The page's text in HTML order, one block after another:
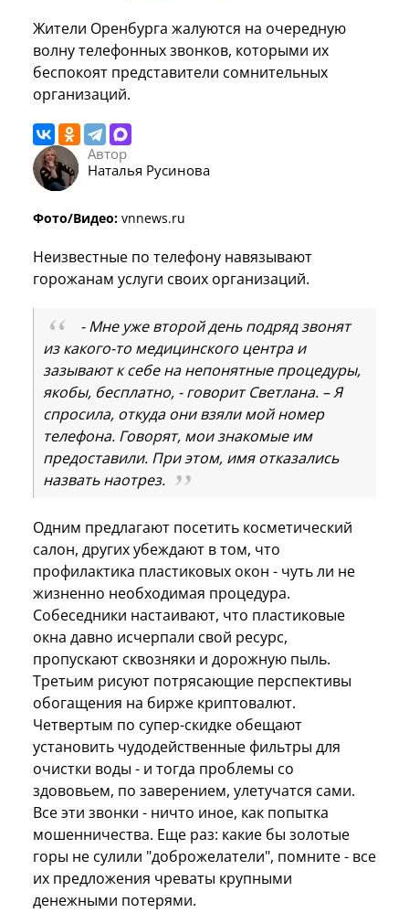
Жители Оренбурга жалуются на очередную
волну телефонных звонков, которыми их
беспокоят представители сомнительных
организаций.
Автор
Наталья Русинова
Фото/Видео: vnnews.ru
Неизвестные по телефону навязывают
горожанам услуги своих организаций.
- Мне уже второй день подряд звонят
из какого-то медицинского центра и
зазывают к себе на непонятные процедуры,
якобы, бесплатно, - говорит Светлана. – Я
спросила, откуда они взяли мой номер
телефона. Говорят, мои знакомые им
предоставили. При этом, имя отказались
назвать наотрез.
Одним предлагают посетить косметический
салон, других убеждают в том, что
профилактика пластиковых окон - чуть ли не
жизненно необходимая процедура.
Собеседники настаивают, что пластиковые
окна давно исчерпали свой ресурс,
пропускают сквозняки и дорожную пыль.
Третьим рисуют потрясающие перспективы
обогащения на бирже криптовалют.
Четвертым по супер-скидке обещают
установить чудодейственные фильтры для
очистки воды - и тогда проблемы со
здововьем, по заверением, улетучатся сами.
Все эти звонки - ничто иное, как попытка
мошенничества. Еще раз: какие бы золотые
горы не сулили "доброжелатели", помните - все
их предложения чреваты крупными
денежными потерями.